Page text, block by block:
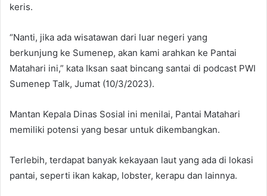
keris.
“Nanti, jika ada wisatawan dari luar negeri yang
berkunjung ke Sumenep, akan kami arahkan ke Pantai
Matahari ini,” kata Iksan saat bincang santai di podcast PWI
Sumenep Talk, Jumat (10/3/2023).
Mantan Kepala Dinas Sosial ini menilai, Pantai Matahari
memiliki potensi yang besar untuk dikembangkan.
Terlebih, terdapat banyak kekayaan laut yang ada di lokasi
pantai, seperti ikan kakap, lobster, kerapu dan lainnya.